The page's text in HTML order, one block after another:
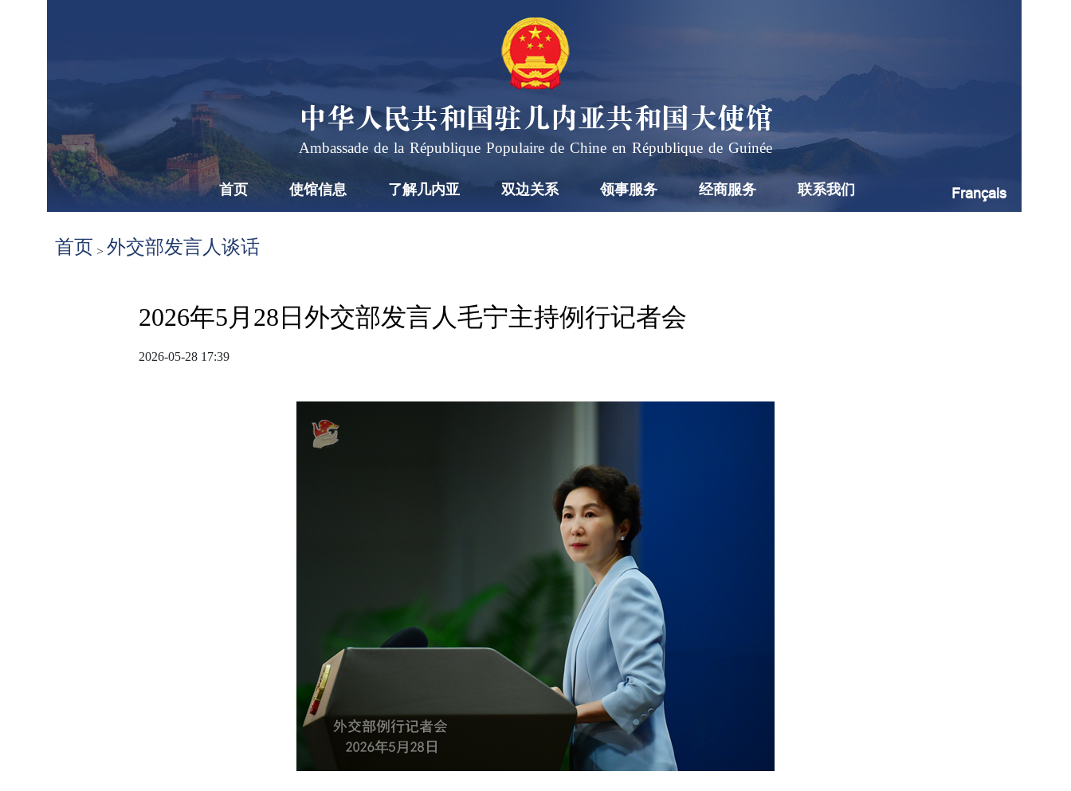
中华人民共和国驻几内亚共和国大使馆
Ambassade de la République Populaire de Chine en République de Guinée
首页 使馆信息 了解几内亚 双边关系 领事服务 经商服务 联系我们 Français
首页 > 外交部发言人谈话
2026年5月28日外交部发言人毛宁主持例行记者会
2026-05-28 17:39